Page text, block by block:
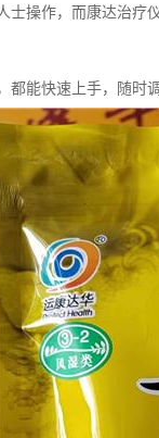
士操作，而康达治疗
能快速上手，随时调